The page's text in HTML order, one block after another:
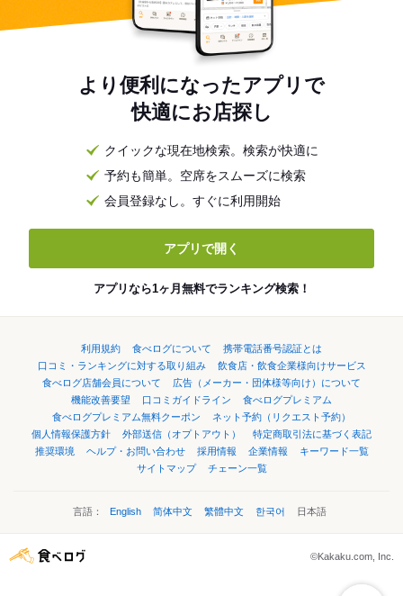
より便利になったアプリで
快適にお店探し
クイックな現在地検索。検索が快適に
予約も簡単。空席をスムーズに検索
会員登録なし。すぐに利用開始
アプリで開く
アプリなら1ヶ月無料でランキング検索！
利用規約 食べログについて
携帯電話番号認証とは
口コミ・ランキングに対する取り組み
飲食店・飲食企業様向けサービス
食べログ店舗会員について
広告（メーカー・団体様等向け）について
機能改善要望
口コミガイドライン
食べログプレミアム
食べログプレミアム無料クーポン
ネット予約（リクエスト予約）
個人情報保護方針
外部送信（オプトアウト）
特定商取引法に基づく表記
推奨環境
ヘルプ・お問い合わせ 採用情報 企業情報
キーワード一覧
サイトマップ
チェーン一覧
言語： English 简体中文 繁體中文 한국어 日本語
©Kakaku.com, Inc.